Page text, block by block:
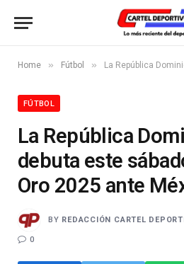
Home » Fútbol » La República Dominicana
FÚTBOL
La República
debuta este
Oro 2025 ante
BY REDACCIÓN CARTEL
0